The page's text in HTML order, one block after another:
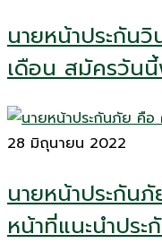
นายหน้าประกัน
เดือน สมัครวัน
28 มิถุนายน 2022
นายหน้าประกัน
หน้าที่แนะนำประ